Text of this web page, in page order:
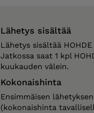
Lähetys sisältää
Lähetys sisältää
Jatkossa saat 1 kpl
kuukauden välein.
Kokonaishinta
Ensimmäisen
(kokonaishinta